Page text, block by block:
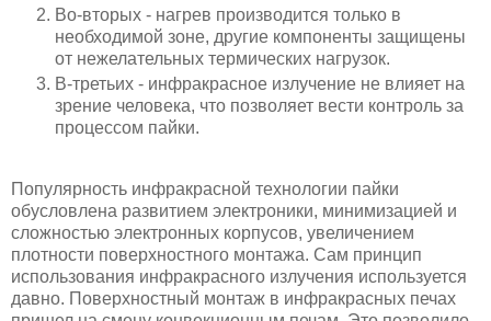
Во-вторых - нагрев производится только в
необходимой зоне, другие компоненты защищены
от нежелательных термических нагрузок.
В-третьих - инфракрасное излучение не влияет на
зрение человека, что позволяет вести контроль за
процессом пайки.
Популярность инфракрасной технологии пайки
обусловлена развитием электроники, минимизацией и
сложностью электронных корпусов, увеличением
плотности поверхностного монтажа. Сам принцип
использования инфракрасного излучения используется
давно. Поверхностный монтаж в инфракрасных печах